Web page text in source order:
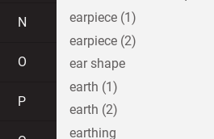
N
O
P
earpiece (1)
earpiece (2)
ear shape
earth (1)
earth (2)
earthing